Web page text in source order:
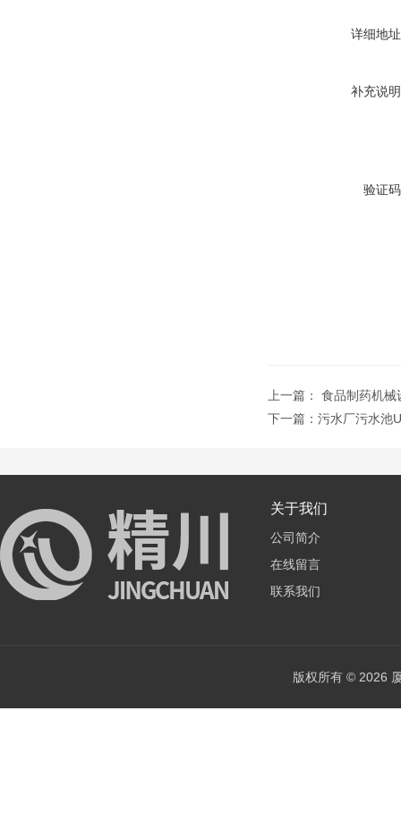
详细地
补充说
验证
上一篇： 食品制药机械
下一篇： 污水厂污水池
关于我们
公司简介
在线留言
联系我们
版权所有 © 2026